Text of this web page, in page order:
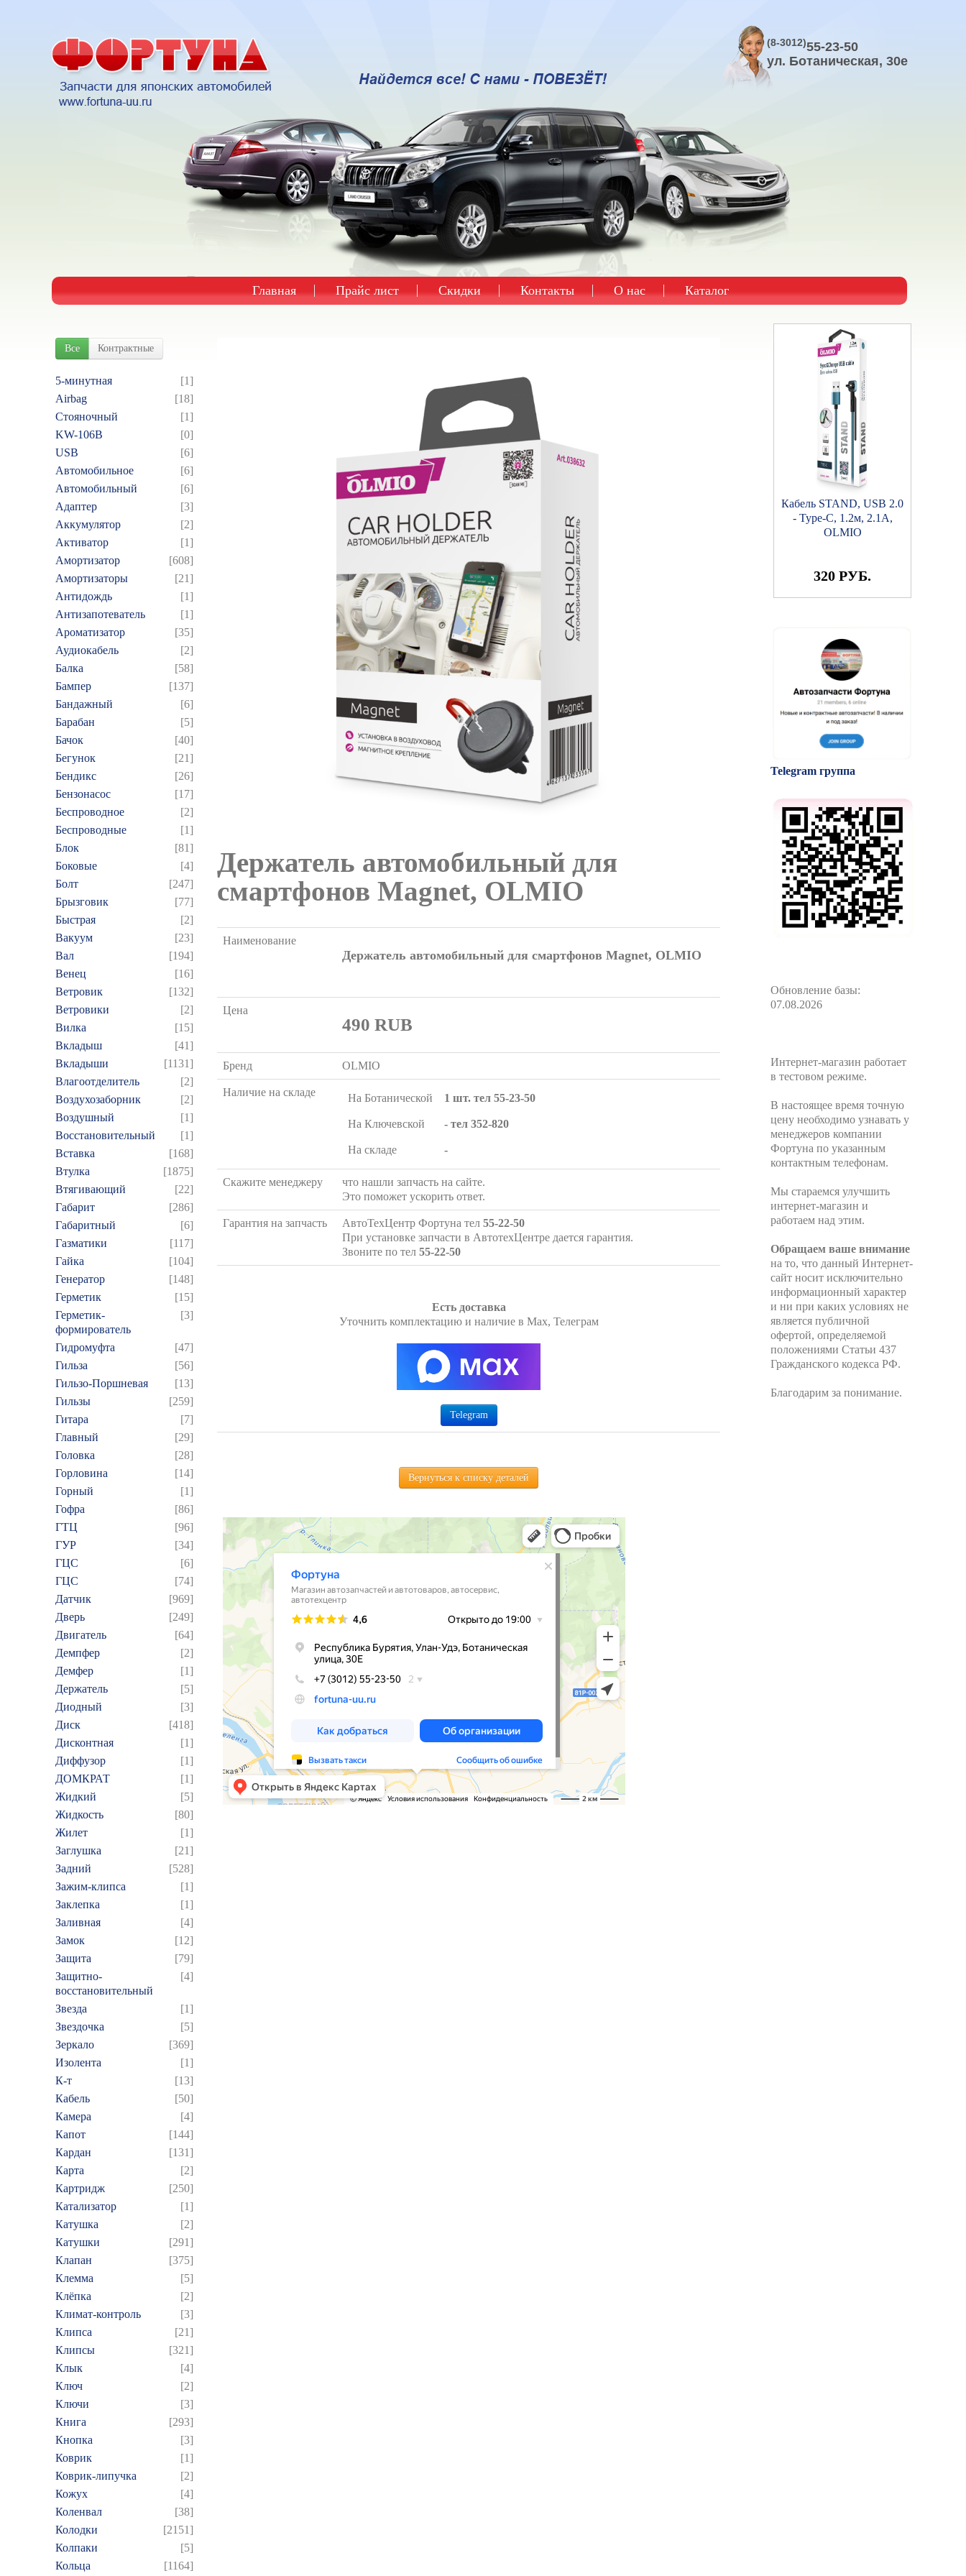
(8-3012)55-23-50
ул. Ботаническая, 30е
Главная Прайс лист Скидки Контакты О нас Каталог
Все Контрактные
5-минутная
[1]
Airbag
[18]
Cтояночный
[1]
KW-106B
[0]
USB
[6]
Автомобильное
[6]
Автомобильный
[6]
Адаптер
[3]
Аккумулятор
[2]
Активатор
[1]
Амортизатор
[608]
Амортизаторы
[21]
Антидождь
[1]
Антизапотеватель
[1]
Ароматизатор
[35]
Аудиокабель
[2]
Балка
[58]
Бампер
[137]
Бандажный
[6]
Барабан
[5]
Бачок
[40]
Бегунок
[21]
Бендикс
[26]
Бензонасос
[17]
Беспроводное
[2]
Беспроводные
[1]
Блок
[81]
Боковые
[4]
Болт
[247]
Брызговик
[77]
Быстрая
[2]
Вакуум
[23]
Вал
[194]
Венец
[16]
Ветровик
[132]
Ветровики
[2]
Вилка
[15]
Вкладыш
[41]
Вкладыши
[1131]
Влагоотделитель
[2]
Воздухозаборник
[2]
Воздушный
[1]
Восстановительный
[1]
Вставка
[168]
Втулка
[1875]
Втягивающий
[22]
Габарит
[286]
Габаритный
[6]
Газматики
[117]
Гайка
[104]
Генератор
[148]
Герметик
[15]
Герметик-
формирователь
[3]
Гидромуфта
[47]
Гильза
[56]
Гильзо-Поршневая
[13]
Гильзы
[259]
Гитара
[7]
Главный
[29]
Головка
[28]
Горловина
[14]
Горный
[1]
Гофра
[86]
ГТЦ
[96]
ГУР
[34]
ГЦC
[6]
ГЦС
[74]
Датчик
[969]
Дверь
[249]
Двигатель
[64]
Демпфер
[2]
Демфер
[1]
Держатель
[5]
Диодный
[3]
Диск
[418]
Дисконтная
[1]
Диффузор
[1]
ДОМКРАТ
[1]
Жидкий
[5]
Жидкость
[80]
Жилет
[1]
Заглушка
[21]
Задний
[528]
Зажим-клипса
[1]
Заклепка
[1]
Заливная
[4]
Замок
[12]
Защита
[79]
Защитно-
восстановительный
[4]
Звезда
[1]
Звездочка
[5]
Зеркало
[369]
Изолента
[1]
К-т
[13]
Кабель
[50]
Камера
[4]
Капот
[144]
Кардан
[131]
Карта
[2]
Картридж
[250]
Катализатор
[1]
Катушка
[2]
Катушки
[291]
Клапан
[375]
Клемма
[5]
Клёпка
[2]
Климат-контроль
[3]
Клипса
[21]
Клипсы
[321]
Клык
[4]
Ключ
[2]
Ключи
[3]
Книга
[293]
Кнопка
[3]
Коврик
[1]
Коврик-липучка
[2]
Кожух
[4]
Коленвал
[38]
Колодки
[2151]
Колпаки
[5]
Кольца
[1164]
Держатель автомобильный для
смартфонов Magnet, OLMIO
Наименование
Держатель автомобильный для смартфонов Magnet, OLMIO
Цена
490 RUB
Бренд OLMIO
Наличие на складе На Ботанической 1 шт. тел 55-23-50
На Ключевской - тел 352-820
На складе -
Скажите менеджеру
что нашли запчасть на сайте.
Это поможет ускорить ответ.
Гарантия на запчасть АвтоТехЦентр Фортуна тел 55-22-50
При установке запчасти в АвтотехЦентре дается гарантия.
Звоните по тел 55-22-50
Есть доставка
Уточнить комплектацию и наличие в Max, Телеграм
Telegram
Вернуться к списку деталей
Кабель STAND, USB 2.0
- Type-C, 1.2м, 2.1A,
OLMIO
320 РУБ.
Telegram группа
Обновление базы:
07.08.2026
Интернет-магазин работает
в тестовом режиме.
В настоящее время точную
цену необходимо узнавать у
менеджеров компании
Фортуна по указанным
контактным телефонам.
Мы стараемся улучшить
интернет-магазин и
работаем над этим.
Обращаем ваше внимание
на то, что данный Интернет-
сайт носит исключительно
информационный характер
и ни при каких условиях не
является публичной
офертой, определяемой
положениями Статьи 437
Гражданского кодекса РФ.
Благодарим за понимание.